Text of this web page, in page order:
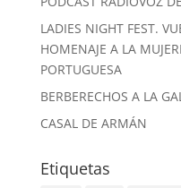
LADIES NIGHT FEST.
HOMENAJE A LA
PORTUGUESA
BERBERECHOS A LA
CASAL DE ARMÁN
Etiquetas